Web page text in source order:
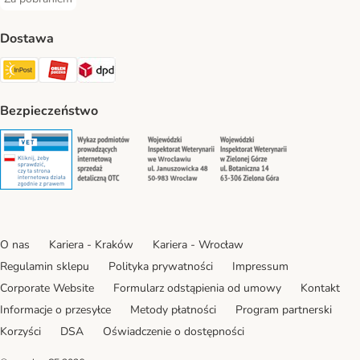
Za pobraniem Payment Method
Dostawa
Paczkomat® Shipping Method
ORLEN Paczka Shipping Method
DPD Shipping Method
Bezpieczeństwo
Security Security Security
O nas Kariera - Kraków
Kariera - Wrocław
Regulamin sklepu
Polityka prywatności
Impressum
Corporate Website
Formularz odstąpienia od umowy
Kontakt
Informacje o przesyłce
Metody płatności
Program partnerski
Korzyści
DSA Oświadczenie o dostępności